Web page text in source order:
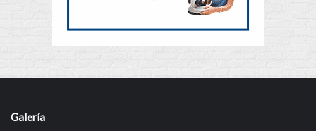
Galería